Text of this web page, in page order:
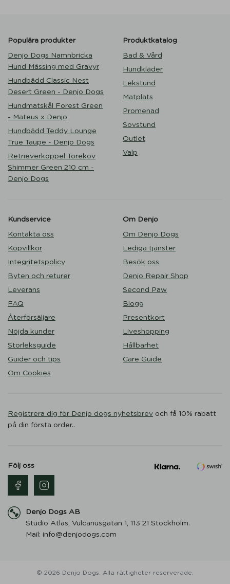
Populära produkter
Denjo Dogs Namnbricka
Hund Mässing med Gravyr
Hundbädd Classic Nest
Desert Green - Denjo Dogs
Hundmatskål Forest Green
- Mateus x Denjo
Hundbädd Teddy Lounge
True Taupe - Denjo Dogs
Retrieverkoppel Torekov
Shimmer Green 210 cm -
Denjo Dogs
Produktkatalog
Bad & Vård
Hundkläder
Lekstund
Matplats
Promenad
Sovstund
Outlet
Valp
Kundservice
Kontakta oss
Köpvillkor
Integritetspolicy
Byten och returer
Leverans
FAQ
Återförsäljare
Nöjda kunder
Storleksguide
Guider och tips
Om Cookies
Om Denjo
Om Denjo Dogs
Lediga tjänster
Besök oss
Denjo Repair Shop
Second Paw
Blogg
Presentkort
Liveshopping
Hållbarhet
Care Guide
Registrera dig för Denjo dogs nyhetsbrev och få 10% rabatt
på din första order..
Denjo Dogs AB
Studio Atlas, Vulcanusgatan 1, 113 21 Stockholm.
Mail: info@denjodogs.com
Följ oss
© 2026 Denjo Dogs. Alla rättigheter reserverade.